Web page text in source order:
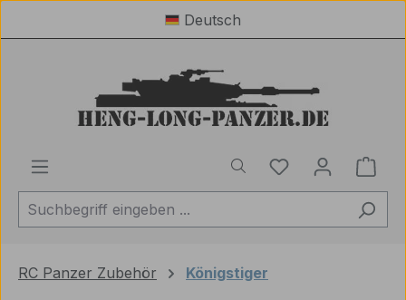
Zum Hauptinhalt springenDeutsch
Du hast 0
RC Panzer Zubehör Königstiger